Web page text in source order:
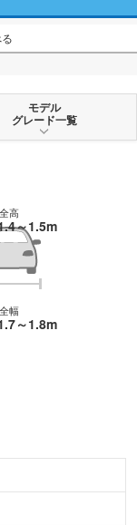
モデル
グレード一覧
全高
～1.5m
全幅
～1.8m